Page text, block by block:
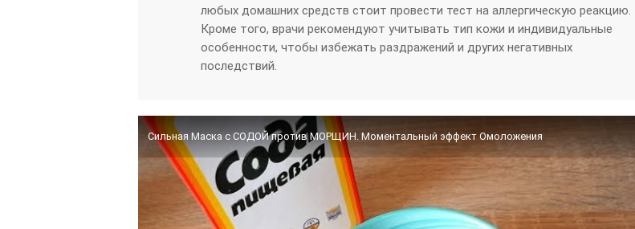
любых домашних средств стоит провести тест на аллергическую реакцию.
Кроме того, врачи рекомендуют учитывать тип кожи и индивидуальные
особенности, чтобы избежать раздражений и других негативных
последствий.
Сильная Маска с СОДОЙ против МОРЩИН. Моментальный эффект Омоложения